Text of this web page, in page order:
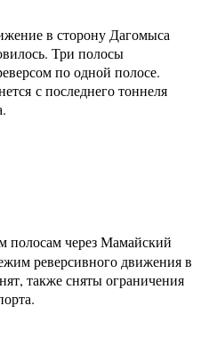
в сторону Дагомыса
Три полосы
по одной полосе.
с последнего тоннеля
полосам через Мамайский
реверсивного движения в
также сняты ограничения